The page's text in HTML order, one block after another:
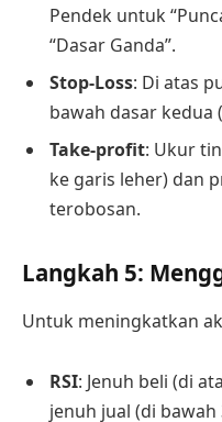
Pendek untuk
“Dasar Ganda”.
Stop-Loss: Di atas
bawah dasar kedua
Take-profit: Ukur
ke garis leher) dan
terobosan.
Langkah 5:
Untuk meningkatkan
RSI: Jenuh beli (di
jenuh jual (di bawah